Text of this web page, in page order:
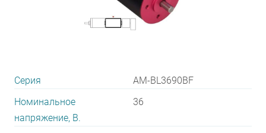
Серия
AM-BL3690BF
Номинальное
напряжение, В.
36